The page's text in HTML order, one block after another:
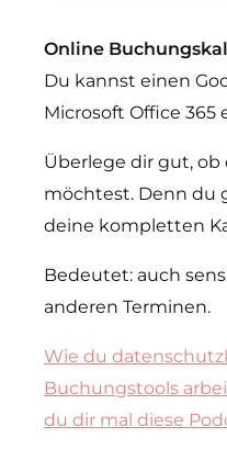
Online
Du kannst einen
Microsoft Office 365
Überlege dir gut, ob
möchtest. Denn du
deine kompletten
Bedeutet: auch
anderen Terminen.
Wie du
Buchungstools
du dir mal diese